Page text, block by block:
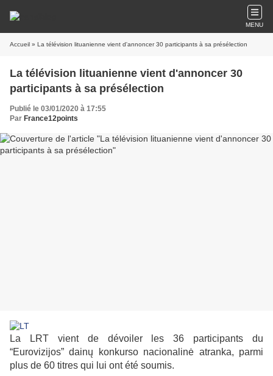
MENU
Accueil » La télévision lituanienne vient d'annoncer 30 participants à sa présélection
La télévision lituanienne vient d'annoncer 30
participants à sa présélection
Publié le 03/01/2020 à 17:55
Par France12points
La LRT vient de dévoiler les 36 participants du
“Eurovizijos” dainų konkurso nacionalinė atranka, parmi
plus de 60 titres qui lui ont été soumis.